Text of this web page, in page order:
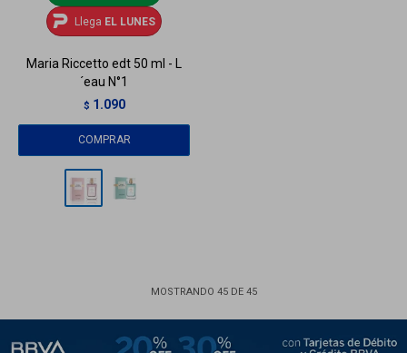
Llega EL LUNES
Maria Riccetto edt 50 ml - L
´eau N°1
$ 1.090
MOSTRANDO 45DE 45